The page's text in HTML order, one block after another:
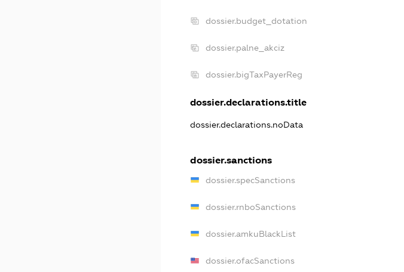
dossier.budget_dotation
dossier.palne_akciz
dossier.bigTaxPayerReg
dossier.declarations.title
dossier.declarations.noData
dossier.sanctions
dossier.specSanctions
dossier.rnboSanctions
dossier.amkuBlackList
dossier.ofacSanctions